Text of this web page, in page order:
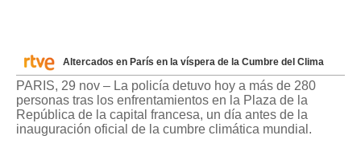
Altercados en París en la víspera de la Cumbre del Clima
PARIS, 29 nov – La policía detuvo hoy a más de 280
personas tras los enfrentamientos en la Plaza de la
República de la capital francesa, un día antes de la
inauguración oficial de la cumbre climática mundial.